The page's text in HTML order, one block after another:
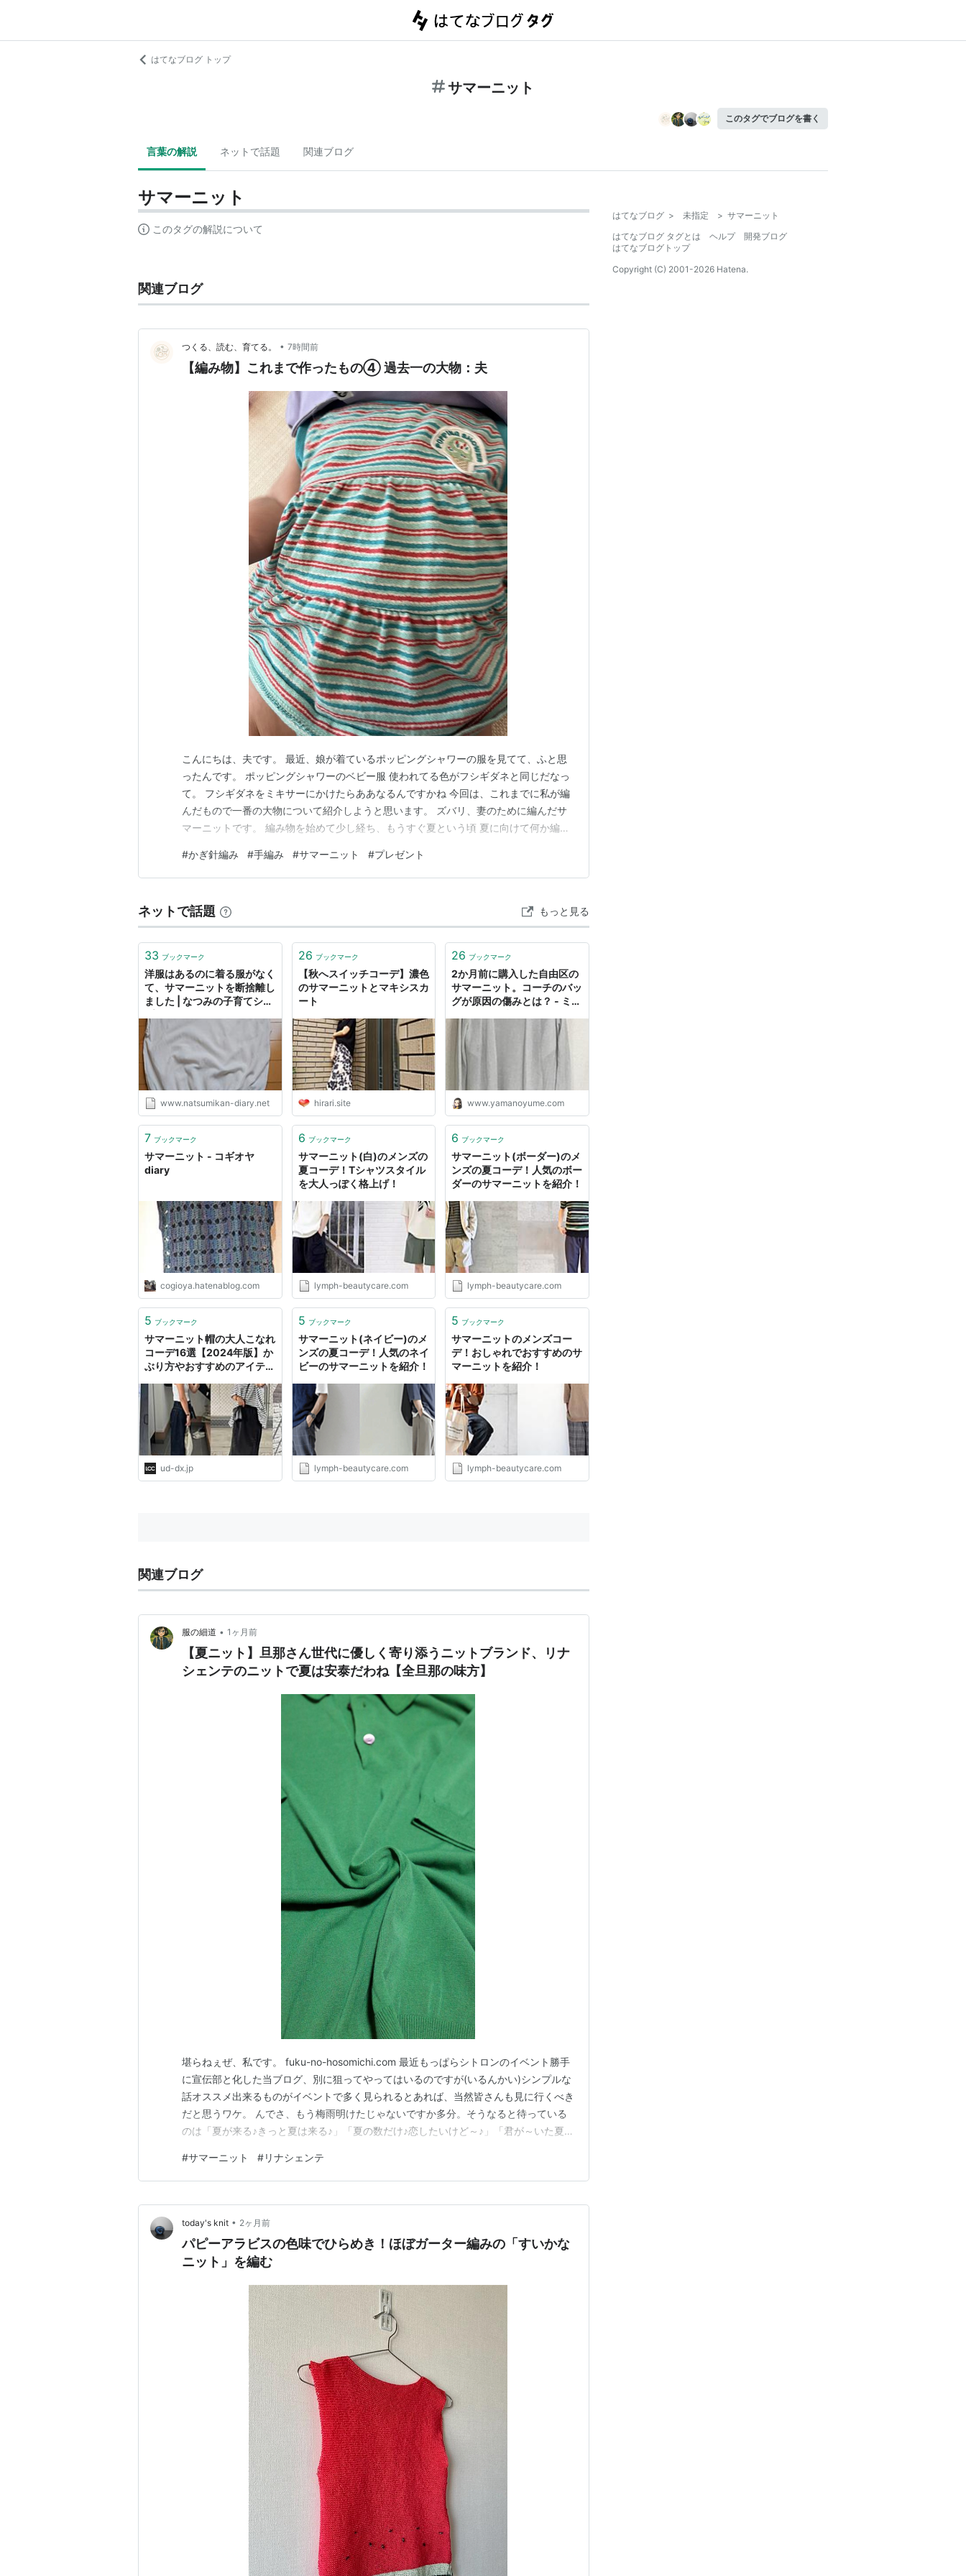
はてなブログ トップ
サマーニット
このタグでブログを書く
言葉の解説 ネットで話題 関連ブログ
サマーニット
このタグの解説について
関連ブログ
つくる、読む、育てる。 • 7時間前
【編み物】これまで作ったもの④ 過去一の大物：夫
こんにちは、夫です。 最近、娘が着ているポッピングシャワーの服を見てて、ふと思
ったんです。 ポッピングシャワーのベビー服 使われてる色がフシギダネと同じだなっ
て。 フシギダネをミキサーにかけたらああなるんですかね 今回は、これまでに私が編
んだもので一番の大物について紹介しようと思います。 ズバリ、妻のために編んだサ
マーニットです。 編み物を始めて少し経ち、もうすぐ夏という頃 夏に向けて何か編み
も着ないので、妻用に編むことにしました。 妻に話して、これがいいと編み図を探し
てきてくれたので そちらを参考にしました。 リン…
#かぎ針編み #手編み #サマーニット #プレゼント
ネットで話題 もっと見る
33 ブックマーク
洋服はあるのに着る服がなく
て、サマーニットを断捨離し
ました | なつみの子育てシン
www.natsumikan-diary.net
26 ブックマーク
【秋へスイッチコーデ】濃色
のサマーニットとマキシスカ
ート
hirari.site
26 ブックマーク
2か月前に購入した自由区の
サマーニット。コーチのバッ
グが原因の傷みとは？ - ミニ
www.yamanoyume.com
7 ブックマーク
サマーニット - コギオヤ
diary
cogioya.hatenablog.com
6 ブックマーク
サマーニット(白)のメンズの
夏コーデ！Tシャツスタイル
を大人っぽく格上げ！
lymph-beautycare.com
6 ブックマーク
サマーニット(ボーダー)のメ
ンズの夏コーデ！人気のボー
ダーのサマーニットを紹介！
lymph-beautycare.com
5 ブックマーク
サマーニット帽の大人こなれ
コーデ16選【2024年版】か
ぶり方やおすすめのアイテム
ud-dx.jp
5 ブックマーク
サマーニット(ネイビー)のメ
ンズの夏コーデ！人気のネイ
ビーのサマーニットを紹介！
lymph-beautycare.com
5 ブックマーク
サマーニットのメンズコー
デ！おしゃれでおすすめのサ
マーニットを紹介！
lymph-beautycare.com
関連ブログ
服の細道 • 1ヶ月前
【夏ニット】旦那さん世代に優しく寄り添うニットブランド、リナ
シェンテのニットで夏は安泰だわね【全旦那の味方】
堪らねぇぜ、私です。 fuku-no-hosomichi.com 最近もっぱらシトロンのイベント勝手
に宣伝部と化した当ブログ、別に狙ってやってはいるのですが(いるんかい)シンプルな
話オススメ出来るものがイベントで多く見られるとあれば、当然皆さんも見に行くべき
だと思うワケ。 んでさ、もう梅雨明けたじゃないですか多分。そうなると待っている
のは「夏が来る♪きっと夏は来る♪」「夏の数だけ♪恋したいけど～♪」「君が～いた夏は
かるねん)」という歌が似合う季節ですね。 で、そんな夏は当然ｱｯﾂｱﾂの気温が待って
いるわけですから…
#サマーニット #リナシェンテ
today's knit • 2ヶ月前
パピーアラビスの色味でひらめき！ほぼガーター編みの「すいかな
ニット」を編む
はてなブログ > 未指定 > サマーニット
はてなブログ タグとは
ヘルプ
開発ブログ
はてなブログトップ
Copyright (C) 2001-2026 Hatena.